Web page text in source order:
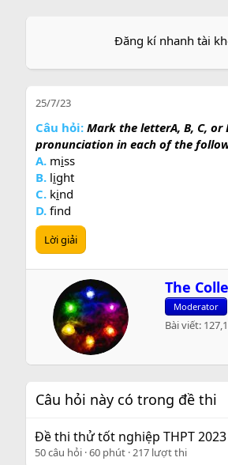
Đăng kí nhanh tài
25/7/23
Câu hỏi: Mark the letterA, B, C,
pronunciation in each of the
A. miss
B. light
C. kind
D. fnd
Lời giải
W
r
i
t
n
y
The
Moderator
Bài viết
Câu hỏi này có trong đề thi
Đề thi thử tốt nghiệp THPT
50 câu hỏi 60 phút 217 lượt thi